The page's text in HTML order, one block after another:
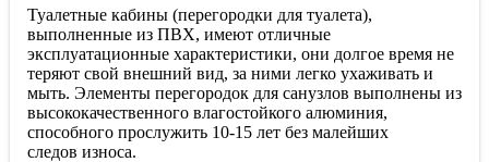
Туалетные кабины (перегородки для туалета),
выполненные из ПВХ, имеют отличные
эксплуатационные характеристики, они долгое время не
теряют свой внешний вид, за ними легко ухаживать и
мыть. Элементы перегородок для санузлов выполнены из
высококачественного влагостойкого алюминия,
способного прослужить 10-15 лет без малейших
следов износа.